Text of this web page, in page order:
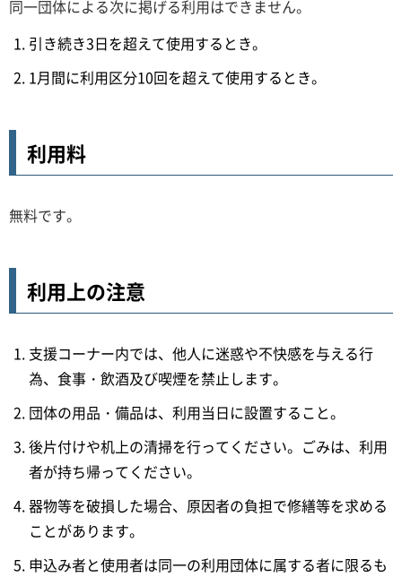
同一団体による次に掲げる利用はできません。
引き続き3日を超えて使用するとき。
1月間に利用区分10回を超えて使用するとき。
利用料
無料です。
利用上の注意
支援コーナー内では、他人に迷惑や不快感を与える行
為、食事・飲酒及び喫煙を禁止します。
団体の用品・備品は、利用当日に設置すること。
後片付けや机上の清掃を行ってください。ごみは、利用
者が持ち帰ってください。
器物等を破損した場合、原因者の負担で修繕等を求める
ことがあります。
申込み者と使用者は同一の利用団体に属する者に限るも